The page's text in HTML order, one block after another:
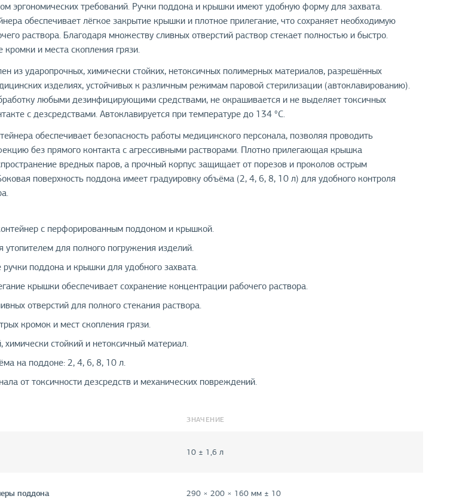
эргономических требований. Ручки поддона и крышки имеют удобную форму для захвата.
обеспечивает лёгкое закрытие крышки и плотное прилегание, что сохраняет необходимую
раствора. Благодаря множеству сливных отверстий раствор стекает полностью и быстро.
кромки и места скопления грязи.
из ударопрочных, химически стойких, нетоксичных полимерных материалов, разрешённых
изделиях, устойчивых к различным режимам паровой стерилизации (автоклавированию).
любыми дезинфицирующими средствами, не окрашивается и не выделяет токсичных
с дезсредствами. Автоклавируется при температуре до 134 °С.
обеспечивает безопасность работы медицинского персонала, позволяя проводить
без прямого контакта с агрессивными растворами. Плотно прилегающая крышка
вредных паров, а прочный корпус защищает от порезов и проколов острым
поверхность поддона имеет градуировку объёма (2, 4, 6, 8, 10 л) для удобного контроля
с перфорированным поддоном и крышкой.
утопителем для полного погружения изделий.
поддона и крышки для удобного захвата.
крышки обеспечивает сохранение концентрации рабочего раствора.
отверстий для полного стекания раствора.
кромок и мест скопления грязи.
химически стойкий и нетоксичный материал.
на поддоне: 2, 4, 6, 8, 10 л.
от токсичности дезсредств и механических повреждений.
ЗНАЧЕНИЕ
10 ± 1,6 л
поддона 290 × 200 × 160 мм ± 10